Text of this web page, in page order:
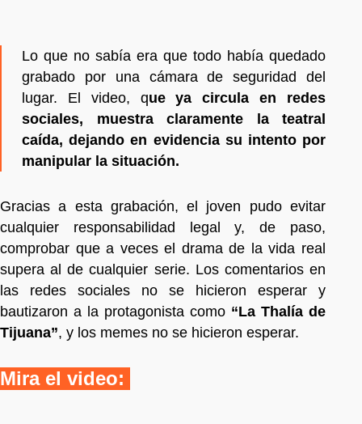
Lo que no sabía era que todo había quedado
grabado por una cámara de seguridad del
lugar. El video, que ya circula en redes
sociales, muestra claramente la teatral
caída, dejando en evidencia su intento por
manipular la situación.
Gracias a esta grabación, el joven pudo evitar
cualquier responsabilidad legal y, de paso,
comprobar que a veces el drama de la vida real
supera al de cualquier serie. Los comentarios en
las redes sociales no se hicieron esperar y
bautizaron a la protagonista como “La Thalía de
Tijuana”, y los memes no se hicieron esperar.
Mira el video: